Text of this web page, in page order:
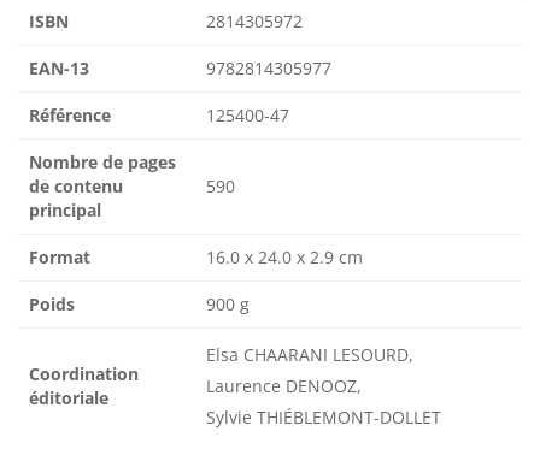
ISBN 2814305972
EAN-13 9782814305977
Référence 125400-47
Nombre de pages
de contenu
principal
590
Format 16.0 x 24.0 x 2.9 cm
Poids 900 g
Coordination
éditoriale
Elsa CHAARANI LESOURD,
Laurence DENOOZ,
Sylvie THIÉBLEMONT-DOLLET